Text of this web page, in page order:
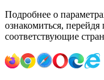
Подробнее о
ознакомиться,
соответствующие